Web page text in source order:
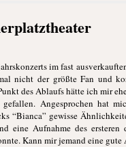
im fast
nicht der größte Fan und
des Ablaufs hätte ich mir
Angesprochen hat
“Bianca” gewisse
eine Aufnahme des
Kann mir jemand eine gute